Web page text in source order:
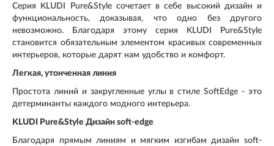
Серия KLUDI Pure&Style сочетает в себе высокий дизайн и
функциональность, доказывая, что одно без другого
невозможно. Благодаря этому серия KLUDI Pure&Style
становится обязательным элементом красивых современных
интерьеров, которые дарят нам удобство и комфорт.
Легкая, утонченная линия
Простота линий и закругленные углы в стиле SoftEdge - это
детерминанты каждого модного интерьера.
KLUDI Pure&Style Дизайн soft-edge
Благодаря прямым линиям и мягким изгибам дизайн soft-